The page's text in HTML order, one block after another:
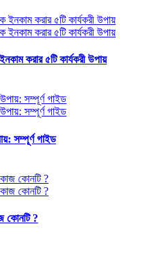
করার ৫টি কার্যকরী উপায়
সম্পূর্ণ গাইড
কোনটি ?